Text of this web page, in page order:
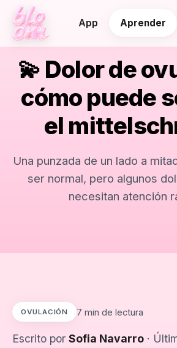
App Aprender
💫 Dolor de
cómo puede
el
Una punzada de un lado a
ser normal, pero algunos
necesitan atención
OVULACIÓN 7 min de lectura
Escrito por Sofia Navarro ·